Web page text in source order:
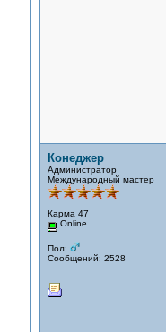
Конеджер
Администратор
Международный мастер
Карма 47
Online
Пол:
Сообщений: 2528